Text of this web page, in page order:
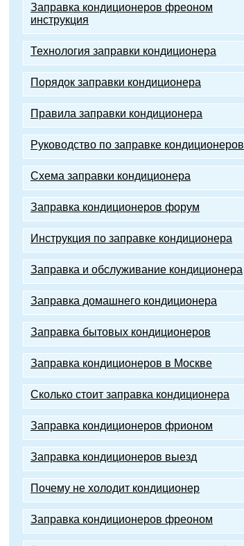
Заправка кондиционеров фреоном
инструкция
Технология заправки кондиционера
Порядок заправки кондиционера
Правила заправки кондиционера
Руководство по заправке кондиционеров
Схема заправки кондиционера
Заправка кондиционеров форум
Инструкция по заправке кондиционера
Заправка и обслуживание кондиционера
Заправка домашнего кондиционера
Заправка бытовых кондиционеров
Заправка кондиционеров в Москве
Сколько стоит заправка кондиционера
Заправка кондиционеров фрионом
Заправка кондиционеров выезд
Почему не холодит кондиционер
Заправка кондиционеров фреоном